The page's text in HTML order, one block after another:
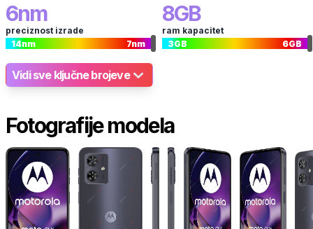
6nm
preciznost izrade
14nm 7nm
8GB
ram kapacitet
3GB 6GB
Vidi sve ključne brojeve
Fotografije modela